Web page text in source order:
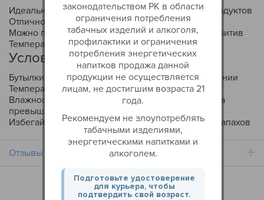
законодательством РК в области
ограничения потребления
табачных изделий и алкоголя,
профилактики и ограничения
потребления энергетических
напитков продажа данной
продукции не осуществляется
лицам, не достигшим возраста 21
года.
Рекомендуем не злоупотреблять
табачными изделиями,
энергетическими напитками и
алкоголем.
Подготовьте удостоверение
для курьера, чтобы
подтвердить свой возраст.
Идеально подойдет к блюдам из рыбы и морепродуктов
Отлично сочетается с белым мясом и птицей
Можно подавать с легкими салатами или как аперитив
Температура подачи - +8-10 С
Условия хранения товара:
Бутылки следует хранить в вертикальном положении
Температура хранения от +5 до +15 С
Влажность в помещении для хранения не должна
превышать 75-80%
Избегайте прямых солнечных лучей и сильных запахов
Отзывы